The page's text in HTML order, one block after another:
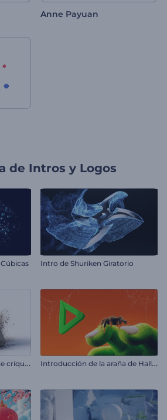
Anne Payuan
de Intros y Logos
Intro de Shuriken Giratorio
I
ntroducción al equipo de críquet I
ntroducción de la araña de Halloween